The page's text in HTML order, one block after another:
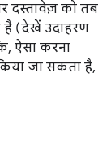
दस्तावेज़ को तब
(देखें उदाहरण
ऐसा करना
जा सकता है,